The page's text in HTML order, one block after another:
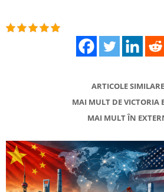
ARTICOLE SIMILARE
MAI MULT DE VICTORIA
MAI MULT ÎN